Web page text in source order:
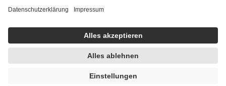
getroffen, um sicherzustellen, dass es sich um echte Bewertungen
https://help.etrusted.com/hc/de/articles/4419944605341
Einige Bilder und Inhalte wurden unter Zuhilfenahme künstlicher